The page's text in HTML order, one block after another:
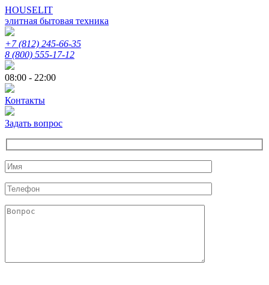
HOUSELIT
элитная бытовая техника
+7 (812) 245-66-35
8 (800) 555-17-12
08:00 - 22:00
Контакты
Задать вопрос